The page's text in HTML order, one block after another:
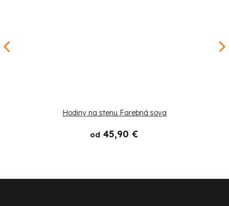
Hodiny na stenu Farebná sova
od 45,90 €